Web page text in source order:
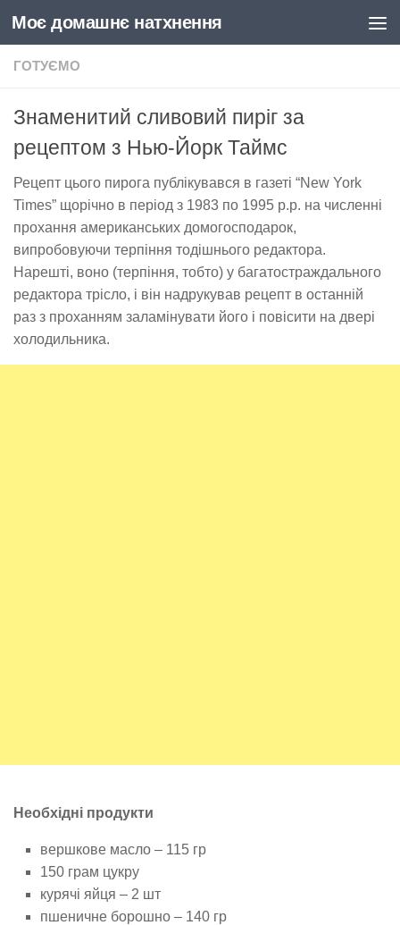
Skip to content
Моє домашнє натхнення
ГОТУЄМО
Знаменитий сливовий пиріг за
рецептом з Нью-Йорк Таймс
Рецепт цього пирога публікувався в газеті “New York
Times” щорічно в період з 1983 по 1995 р.р. на численні
прохання американських домогосподарок,
випробовуючи терпіння тодішнього редактора.
Нарешті, воно (терпіння, тобто) у багатостраждального
редактора трісло, і він надрукував рецепт в останній
раз з проханням заламінувати його і повісити на двері
холодильника.
Необхідні продукти
вершкове масло – 115 гр
150 грам цукру
курячі яйця – 2 шт
пшеничне борошно – 140 гр